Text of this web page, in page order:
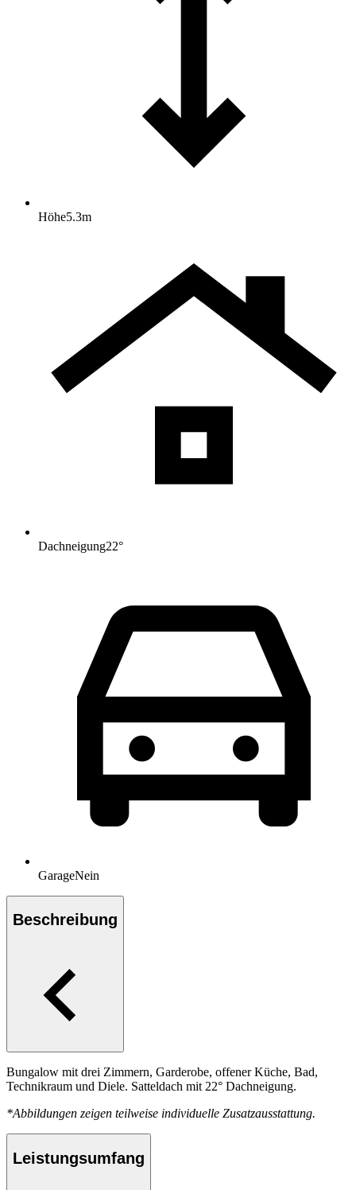
Höhe5.3m
Dachneigung22°
GarageNein
Beschreibung
Bungalow mit drei Zimmern, Garderobe, offener Küche, Bad,
Technikraum und Diele. Satteldach mit 22° Dachneigung.
*Abbildungen zeigen teilweise individuelle Zusatzausstattung.
Leistungsumfang